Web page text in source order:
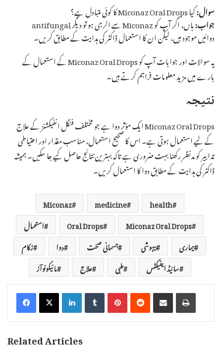
سوال:کیا Miconaz Oral Drops کا کوئی متبادل ہے؟
جواب: ہاں، اگر آپ کو Miconaz سے الرجی ہو تو دیگر antifungal
دوائیں موجود ہیں، لیکن ان کا استعمال ڈاکٹر کی ہدایت کے مطابق کریں۔
یہ سوالات اور جوابات آپ کو Miconaz Oral Drops کے استعمال کے
بارے میں مزید معلومات فراہم کرتے ہیں۔
نتیجہ
Miconaz Oral Drops ایک مؤثر دوا ہے جو مختلف فنگل انفیکشنز کے علاج
کے لیے استعمال ہوتی ہے۔ اس کا صحیح استعمال، مناسب مقدار اور احتیاطی
تدابیر کو مدنظر رکھنا بہت ضروری ہے تاکہ بہترین نتائج حاصل کیے جا سکیں۔ ہمیشہ
ڈاکٹر کی ہدایت کے مطابق دوا کا استعمال کریں۔
health
medicine
Miconaz
Miconaz Oral Drops
Oral Drops
استعمال
بیماری
بیہوشی جسمانی صحت دوا
زکام
سائیڈ ایفیکٹس
طبی علاج مائیکونوآز
LinkedInTumblrPinterestReddit Share via Email Print
Related Articles